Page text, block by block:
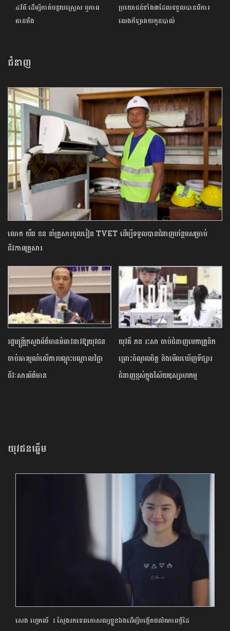
៤វិធី ដើម្បីកាត់បន្ថយស្រ្តេស ឬភាព
តានតឹង
ប្រយោជន៍ទាំង៣ដែលទទួលបានពីការ
លេងកីឡាវាយកូនបាល់
ជំនាញ
លោក យឺន ខន នាំគ្រួសារចូលរៀន TVET ដើម្បីទទួលបានជំនាញបន្ថែមសម្រាប់
ជីវភាពគ្រួសារ
រដ្ឋមន្រ្តីក្រសួងព័ត៌មាន​អំពាវនាវឱ្យ​យុវជន​
ចាប់អារម្មណ៍លើការ​បណ្តុះបណ្តាល​វិជ្ជា
ជីវៈ​សារ​ព័ត៌មាន
យុវតី ភន រះសា ចាប់ជំនាញមេកាត្រូនិក
ព្រោះចំណូលចិត្ត និងមើលឃើញទីផ្សារ
ជំនាញខ្ពស់ក្នុងវិស័យឧស្សាហកម្ម
យុវជនឆ្នើម
សេង ហ្គេកលី ៖ ស្វែងរកទេពកោសល្យខ្លួនឯងដើម្បីបង្កើតផលិតភាពថ្វីដៃ